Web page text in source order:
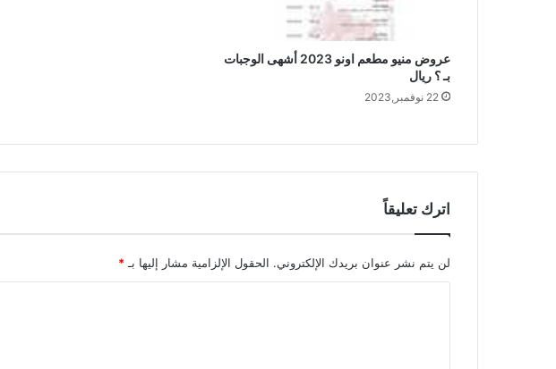
عروض منيو مطعم اونو 2023 أشهى الوجبات
بـ ؟ ريال
22 نوفمبر,2023
اترك تعليقاً
لن يتم نشر عنوان بريدك الإلكتروني. الحقول الإلزامية مشار إليها بـ *